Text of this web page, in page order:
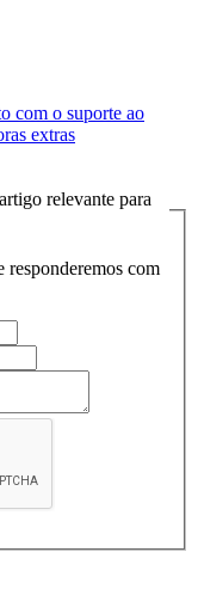
com o suporte ao
extras
relevante para
com